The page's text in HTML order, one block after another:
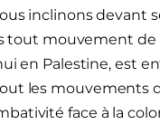
inclinons devant
tout mouvement de
en Palestine, est
les mouvements
face à la